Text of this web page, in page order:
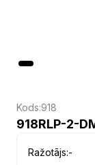
Kods:918
918RLP-2-
Ražotājs:-